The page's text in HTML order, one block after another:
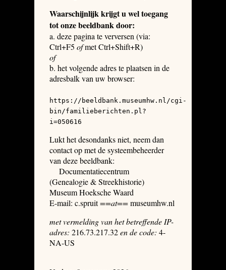
Waarschijnlijk krijgt u wel toegang
tot onze beeldbank door:
a. deze pagina te verversen (via:
Ctrl+F5 ofmet Ctrl+Shift+R)
of
b. het volgende adres te plaatsen in de
adresbalk van uw browser:
https://beeldbank.museumhw.nl/cgi-
bin/familieberichten.pl?
i=050616
Lukt het desondanks niet, neem dan
contact op met de systeembeheerder
van deze beeldbank:
Documentatiecentrum
(Genealogie & Streekhistorie)
Museum Hoeksche Waard
E-mail: c.spruit==at==museumhw.nl
met vermelding van het betreffende IP-
adres: 216.73.217.32en de code: 4-
NA-US